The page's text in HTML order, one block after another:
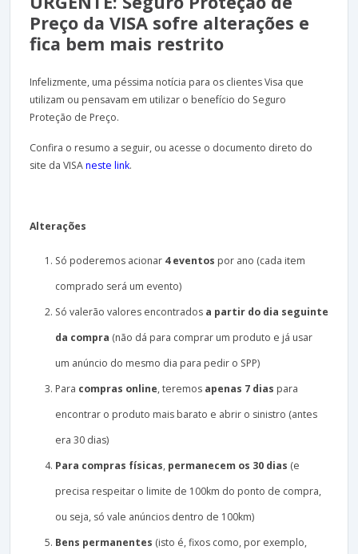
Preço da VISA sofre alterações e
fica bem mais restrito
Infelizmente, uma péssima notícia para os clientes Visa que
utilizam ou pensavam em utilizar o benefício do Seguro
Proteção de Preço.
Confira o resumo a seguir, ou acesse o documento direto do
site da VISAneste link.
Alterações
Só poderemos acionar 4 eventos por ano (cada item
comprado será um evento)
Só valerão valores encontrados a partir do dia seguinte
da compra (não dá para comprar um produto e já usar
um anúncio do mesmo dia para pedir o SPP)
Para compras online, teremos apenas 7 dias para
encontrar o produto mais barato e abrir o sinistro (antes
era 30 dias)
Para compras físicas, permanecem os 30 dias (e
precisa respeitar o limite de 100km do ponto de compra,
ou seja, só vale anúncios dentro de 100km)
Bens permanentes (isto é, fixos como, por exemplo,